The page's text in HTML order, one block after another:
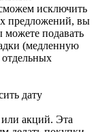
исключить
предложений, вы
подавать
(медленную
отдельных
дату
акций. Эта